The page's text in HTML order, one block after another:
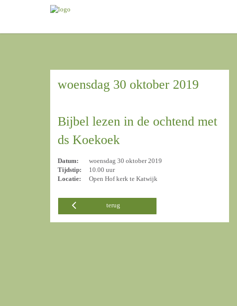
woensdag 30 oktober 2019
Bijbel lezen in de ochtend met
ds Koekoek
Datum:
woensdag 30 oktober 2019
Tijdstip:
10.00 uur
Locatie:
Open Hof kerk te Katwijk
terug